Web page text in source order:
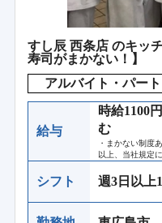
すし辰 西条店 のキッ
寿司がまかない！】
アルバイト・パート
給与
時給1100
む
・まかない制度
以上、当社規定
シフト 週3日以上